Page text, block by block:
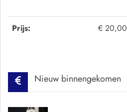
Prijs: € 20,00
Nieuw binnengekomen